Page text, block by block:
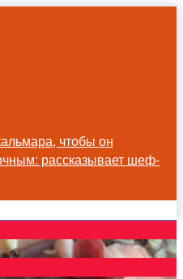
чтобы он
рассказывает шеф-